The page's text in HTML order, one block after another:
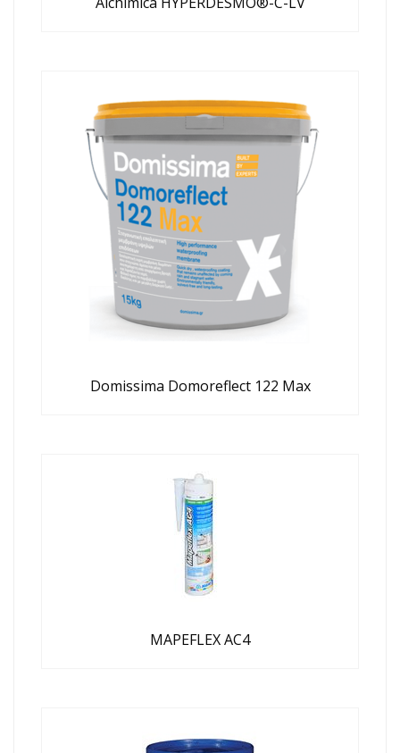
Domissima Domoreflect 122 Max
MAPEFLEX AC4